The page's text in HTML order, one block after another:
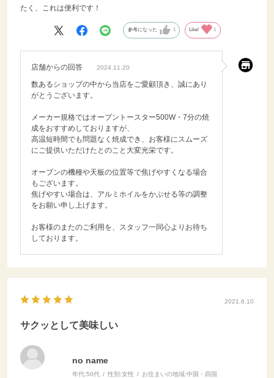
たく、これは便利です！
参考になった 1 Like! 1
店舗からの回答 2024.11.20
数あるショップの中から当店をご愛顧頂き、誠にあり
がとうございます。
メーカー規格ではオーブントースター500W・7分の焼
成をおすすめしておりますが、
高温短時間でも問題なく焼成でき、お客様にスムーズ
にご提供いただけたとのこと大変光栄です。
オーブンの機種や天板の位置等で焦げやすくなる場合
もございます。
焦げやすい場合は、アルミホイルをかぶせる等の調整
をお願い申し上げます。
お客様のまたのご利用を、スタッフ一同心よりお待ち
しております。
2021.6.10
サクッとして美味しい
no name
年代:50代 性別:女性 お住まいの地域:中国・四国